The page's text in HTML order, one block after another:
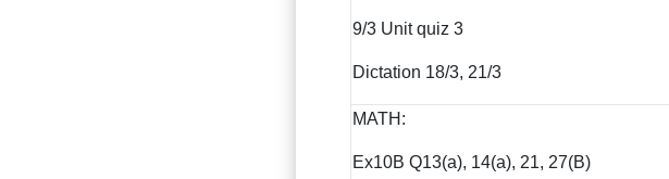
9/3 Unit quiz 3
Dictation 18/3, 21/3
MATH:
Ex10B Q13(a), 14(a), 21, 27(B)